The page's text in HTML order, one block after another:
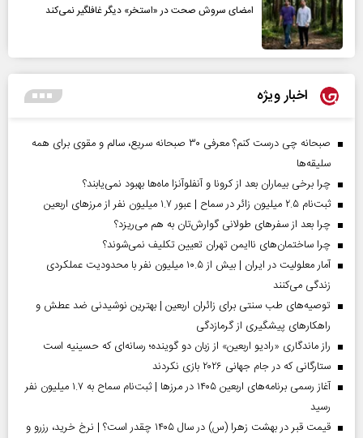
امضای سروش صحت در «استخر» دیگر غافلگیر نمی‌کند
اخبار ویژه
صبحانه چی درست کنم؟ معرفی ۳۰ صبحانه سریع، سالم و مقوی برای همه
سلیقه‌ها
چرا برخی بیماران بعد از کرونا و آنفلوآنزا ماه‌ها بهبود نمی‌یابند؟
ثبت‌نام ۲.۵ میلیون زائر در سماح | عبور ۱.۷ میلیون نفر از مرز‌های اربعین
چرا بعد از سفرهای طولانی گوارش‌تان به هم می‌ریزد؟
چرا ساختمان‌های ناایمن تهران تعیین تکلیف نمی‌شوند؟
آمار معلولیت در ایران | بیش از ۱۰.۵ میلیون نفر با محدودیت عملکردی
زندگی می‌کنند
توصیه‌های طب سنتی برای زائران اربعین | بهترین نوشیدنی ضد عطش و
راهکارهای پیشگیری از گرمازدگی
راز ماندگاری «رادیو اربعین» از زبان دو گوینده؛ رسانه‌ای که حسینیه است
ستارگانی که در جام جهانی ۲۰۲۶ بازی نکردند
آغاز رسمی برنامه‌های اربعین ۱۴۰۵ در مرز‌ها | ثبت‌نام سماح به ۱.۷ میلیون نفر
رسید
قیمت قبر در بهشت زهرا (س) در سال ۱۴۰۵ چقدر است؟ | نرخ خرید، رزرو و